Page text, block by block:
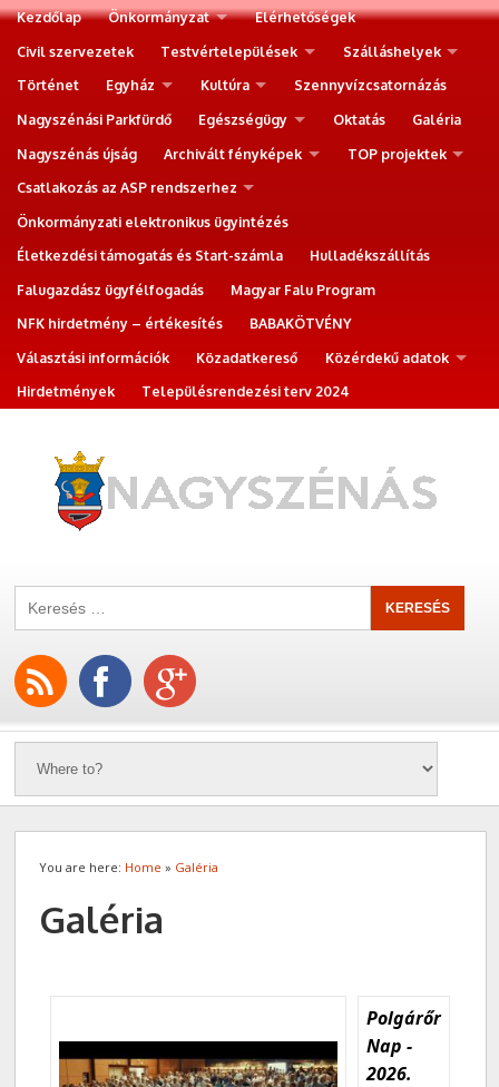
Kezdőlap Önkormányzat
Elérhetőségek
Civil szervezetek
Testvértelepülések
Szálláshelyek
Történet
Egyház Kultúra
Szennyvízcsatornázás
Nagyszénási Parkfürdő
Egészségügy Oktatás
Galéria
Nagyszénás újság
Archivált fényképek
TOP projektek
Csatlakozás az ASP rendszerhez
Önkormányzati elektronikus ügyintézés
Életkezdési támogatás és Start-számla
Hulladékszállítás
Falugazdász ügyfélfogadás
Magyar Falu Program
NFK hirdetmény – értékesítés
BABAKÖTVÉNY
Választási információk
Közadatkereső
Közérdekű adatok
Hirdetmények
Településrendezési terv 2024
You are here: Home » Galéria
Galéria
Polgárőr
Nap -
2026.